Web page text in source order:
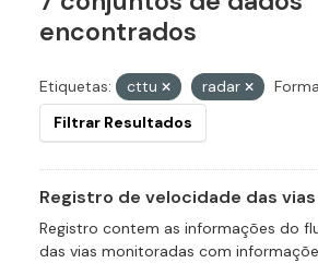
encontrados
Etiquetas: cttu radar
Filtrar Resultados
Registro de velocidade das
Registro contem as informações do
das vias monitoradas com